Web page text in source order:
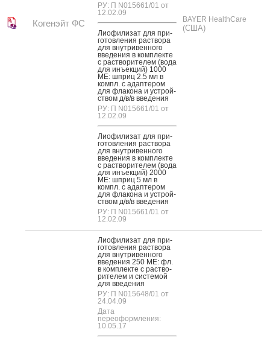
Когенэйт ФС
РУ: П N015661/01 от
12.02.09
Ли­офи­лизат для при­
готов­ле­ния рас­тво­ра
для внут­ри­вен­но­го
вве­дения в ком­плек­те
с рас­тво­рите­лем (во­да
для инъ­ек­ций) 1000
МЕ: шприц 2.5 мл в
компл. с адап­те­ром
для фла­кона и ус­трой­
ством д/в/в вве­дения
РУ: П N015661/01 от
12.02.09
Ли­офи­лизат для при­
готов­ле­ния рас­тво­ра
для внут­ри­вен­но­го
вве­дения в ком­плек­те
с рас­тво­рите­лем (во­да
для инъ­ек­ций) 2000
МЕ: шприц 5 мл в
компл. с адап­те­ром
для фла­кона и ус­трой­
ством д/в/в вве­дения
РУ: П N015661/01 от
12.02.09
BAYER HealthCare
(США)
Ли­офи­лизат для при­
готов­ле­ния рас­тво­ра
для внут­ри­вен­но­го
вве­дения 250 МЕ: фл.
в ком­плек­те с рас­тво­
рите­лем и сис­те­мой
для вве­дения
РУ: П N015648/01 от
24.04.09
Дата
переоформления:
10.05.17